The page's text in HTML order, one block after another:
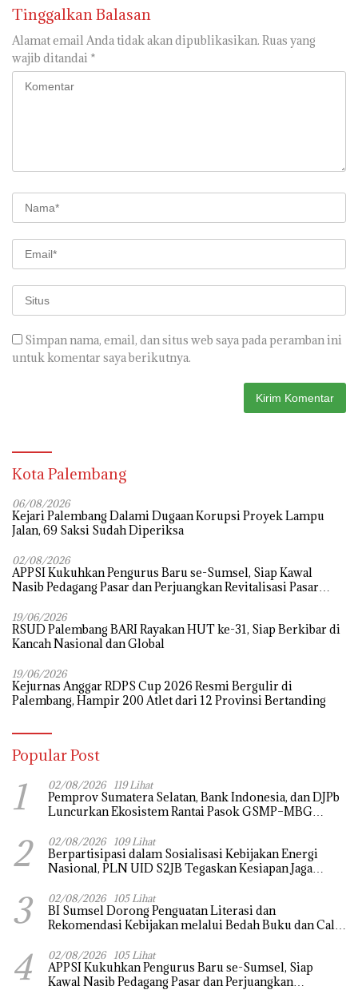
Tinggalkan Balasan
Alamat email Anda tidak akan dipublikasikan. Ruas yang
wajib ditandai *
Simpan nama, email, dan situs web saya pada peramban ini
untuk komentar saya berikutnya.
Kota Palembang
06/08/2026
Kejari Palembang Dalami Dugaan Korupsi Proyek Lampu
Jalan, 69 Saksi Sudah Diperiksa
02/08/2026
APPSI Kukuhkan Pengurus Baru se-Sumsel, Siap Kawal
Nasib Pedagang Pasar dan Perjuangkan Revitalisasi Pasar
19/06/2026
RSUD Palembang BARI Rayakan HUT ke-31, Siap Berkibar di
Kancah Nasional dan Global
19/06/2026
Kejurnas Anggar RDPS Cup 2026 Resmi Bergulir di
Palembang, Hampir 200 Atlet dari 12 Provinsi Bertanding
Popular Post
1 02/08/2026 119 Lihat
Pemprov Sumatera Selatan, Bank Indonesia, dan DJPb
Luncurkan Ekosistem Rantai Pasok GSMP–MBG
Inflasi
2 02/08/2026 109 Lihat
Berpartisipasi dalam Sosialisasi Kebijakan Energi
Nasional, PLN UID S2JB Tegaskan Kesiapan Jaga
3 02/08/2026 105 Lihat
BI Sumsel Dorong Penguatan Literasi dan
Rekomendasi Kebijakan melalui Bedah Buku dan Call
2026
4 02/08/2026 105 Lihat
APPSI Kukuhkan Pengurus Baru se-Sumsel, Siap
Kawal Nasib Pedagang Pasar dan Perjuangkan